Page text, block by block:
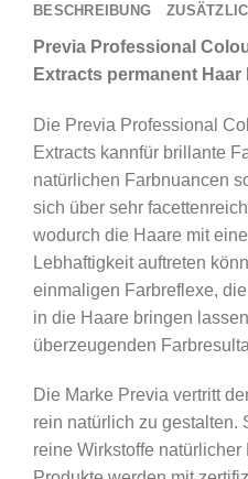
Haar
Farbe
100ml
07,44
Int.
Copper
Medium
Blonde
/
Int.
Kupferblond
Menge
BESCHREIBUNG
Previa Professional
Extracts permanent Haar
Die Previa Professional
Extracts kannfür brillante
natürlichen Farbnuancen
sich über sehr
wodurch die Haare mit
Lebhaftigkeit auftreten
einmaligen Farbreflexe,
in die Haare bringen
überzeugenden
Die Marke Previa vertritt
rein natürlich zu gestalten.
reine Wirkstoffe